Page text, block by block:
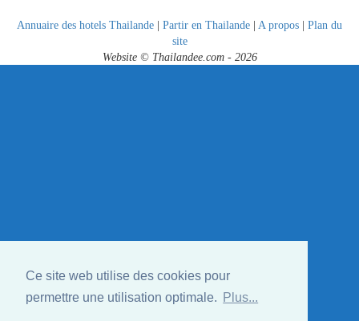
Ce site web utilise des cookies pour
permettre une utilisation optimale.
Plus...
Annuaire des hotels Thailande | Partir en Thailande | A propos | Plan du
site
Website © Thailandee.com - 2026